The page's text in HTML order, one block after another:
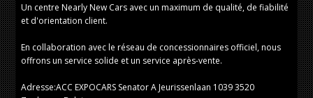
Un centre Nearly New Cars avec un maximum de qualité, de fiabilité
et d'orientation client.
En collaboration avec le réseau de concessionnaires officiel, nous
offrons un service solide et un service après-vente.
Adresse:ACC EXPOCARS Senator A Jeurissenlaan 1039 3520